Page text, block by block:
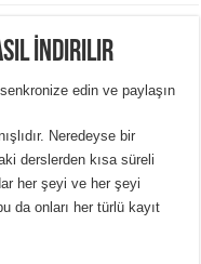
İndirilir
edin ve paylaşın
Neredeyse bir
derslerden kısa süreli
her şeyi ve her şeyi
da onları her türlü kayıt